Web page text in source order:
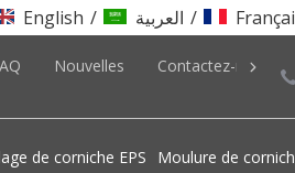
English / العربية /
Nouvelles Contactez-nous
de corniche EPS Moulure de